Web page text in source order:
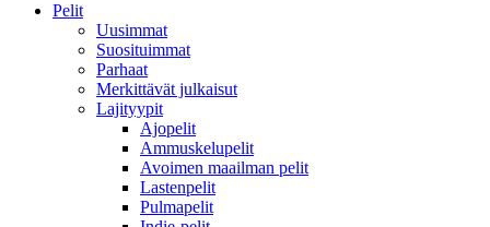
Pelit
Uusimmat
Suosituimmat
Parhaat
Merkittävät julkaisut
Lajityypit
Ajopelit
Ammuskelupelit
Avoimen maailman pelit
Lastenpelit
Pulmapelit